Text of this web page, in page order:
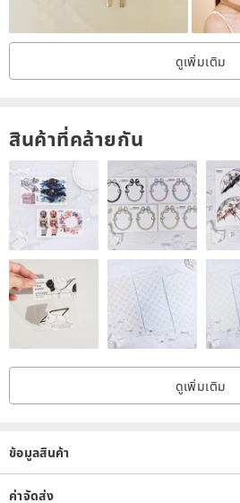
ดูเพิ่มเติม
สินค้าที่คล้ายกัน
ดูเพิ่มเติม
ข้อมูลสินค้า
ค่าจัดส่ง